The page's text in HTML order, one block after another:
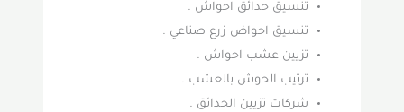
تنسيق حدائق احواش .
تنسيق احواض زرع صناعي .
تزيين عشب احواش .
ترتيب الحوش بالعشب .
شركات تزيين الحدائق .